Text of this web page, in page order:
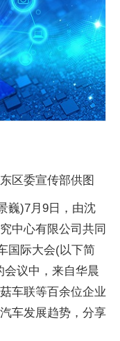
区委宣传部供图
巍)7月9日，由沈
中心有限公司共同
国际大会(以下简
会议中，来自华晨
车联等百余位企业
车发展趋势，分享